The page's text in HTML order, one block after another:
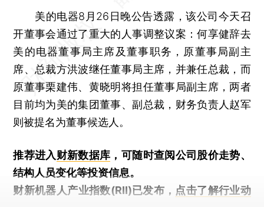
美的电器8月26日晚公告透露，该公司今天召
开董事会通过了重大的人事调整议案：何享健辞去
美的电器董事局主席及董事职务，原董事局副主
席、总裁方洪波继任董事局主席，并兼任总裁，而
原董事栗建伟、黄晓明将担任董事局副主席，两者
目前均为美的集团董事、副总裁，财务负责人赵军
则被提名为董事候选人。
推荐进入财新数据库 ，可随时查阅公司股价走势、
结构人员变化等投资信息。
财新机器人产业指数(RII)已发布， 点击了解行业动